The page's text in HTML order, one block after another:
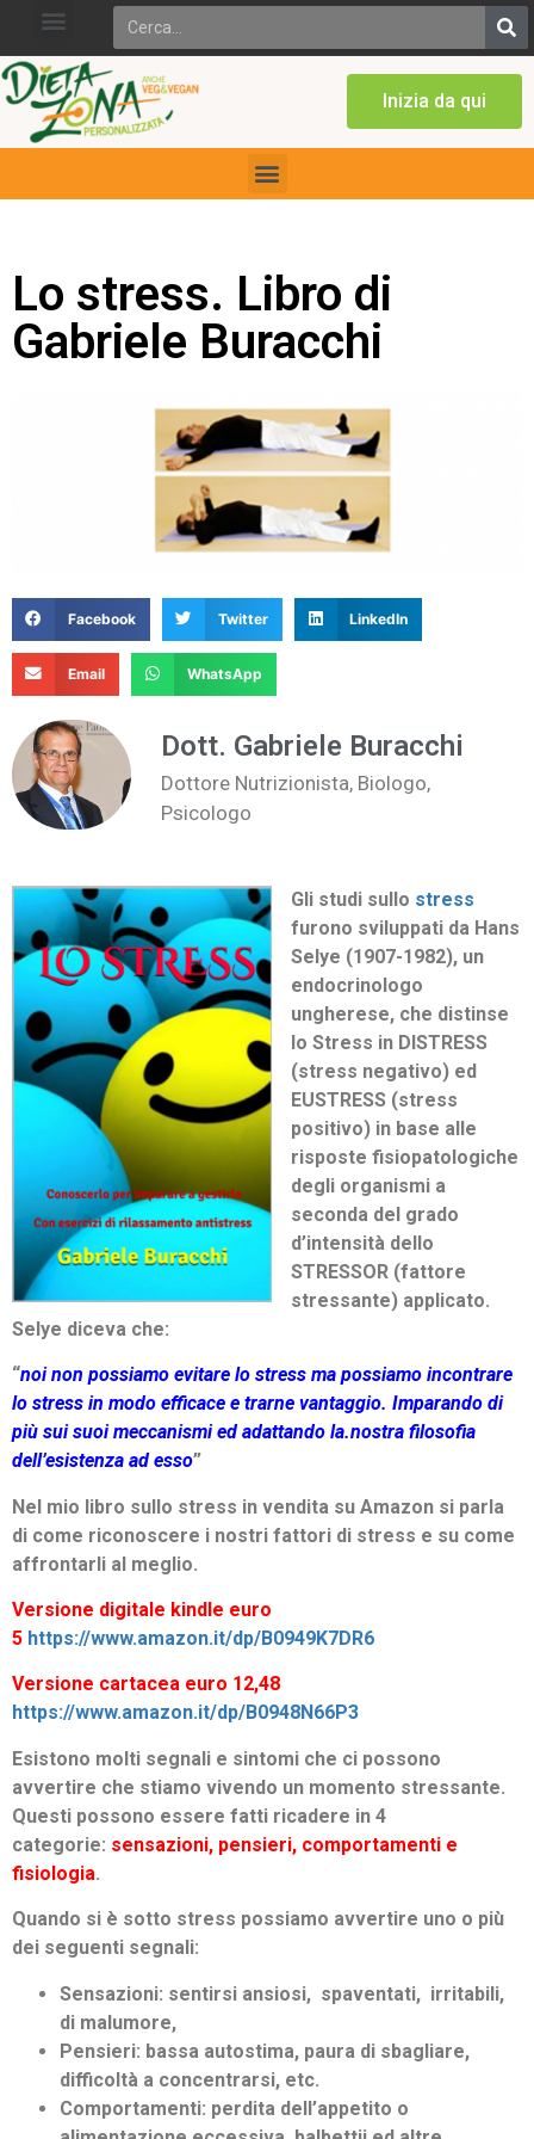
Inizia da qui
Lo stress. Libro di
Gabriele Buracchi
Facebook Twitter LinkedIn
Email WhatsApp
Dott. Gabriele Buracchi
Dottore Nutrizionista, Biologo,
Psicologo
Gli studi sullo stress
furono sviluppati da Hans
Selye (1907-1982), un
endocrinologo
ungherese, che distinse
lo Stress in DISTRESS
(stress negativo) ed
EUSTRESS (stress
positivo) in base alle
risposte fisiopatologiche
degli organismi a
seconda del grado
d’intensità dello
STRESSOR (fattore
stressante) applicato.
Selye diceva che:
“noi non possiamo evitare lo stress ma possiamo incontrare
lo stress in modo efficace e trarne vantaggio. Imparando di
più sui suoi meccanismi ed adattando la.nostra filosofia
dell’esistenza ad esso”
Nel mio libro sullo stress in vendita su Amazon si parla
di come riconoscere i nostri fattori di stress e su come
affrontarli al meglio.
Versione digitale kindle euro
5 https://www.amazon.it/dp/B0949K7DR6
Versione cartacea euro 12,48
https://www.amazon.it/dp/B0948N66P3
Esistono molti segnali e sintomi che ci possono
avvertire che stiamo vivendo un momento stressante.
Questi possono essere fatti ricadere in 4
categorie: sensazioni, pensieri, comportamenti e
fisiologia.
Quando si è sotto stress possiamo avvertire uno o più
dei seguenti segnali:
Sensazioni: sentirsi ansiosi, spaventati, irritabili,
di malumore,
Pensieri: bassa autostima, paura di sbagliare,
difficoltà a concentrarsi, etc.
Comportamenti: perdita dell’appetito o